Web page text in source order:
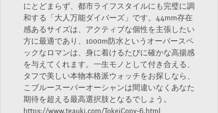
にとどまらず、都市ライフスタイルにも完璧に調
和する「大人万能ダイバーズ」です。44mm存在
感あるサイズは、アクティブな個性を主張したい
方に最適であり、1000m防水というオーバースペ
ックなロマンは、身に着けるたびに確かな高揚感
を与えてくれます。一生モノとして付き合える、
タフで美しい本物本格派ウォッチをお探しなら、
こブルースーパーオーシャンは間違いなくあなた
期待を超える最高選択肢となるでしょう。
https://www.teauki.com/TokeiCopy-6.html